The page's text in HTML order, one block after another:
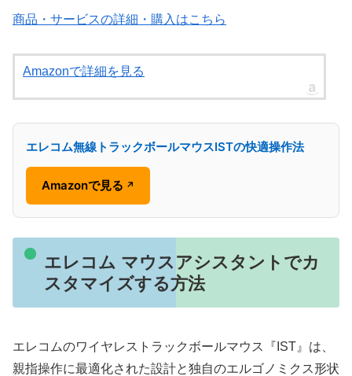
商品・サービスの詳細・購入はこちら
Amazonで詳細を見る
エレコム無線トラックボールマウスISTの快適操作法
Amazonで見る ↗
エレコム マウスアシスタントでカ
スタマイズする方法
エレコムのワイヤレストラックボールマウス『IST』は、
親指操作に最適化された設計と独自のエルゴノミクス形状